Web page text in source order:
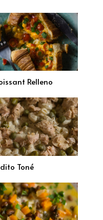
Relleno
Toné